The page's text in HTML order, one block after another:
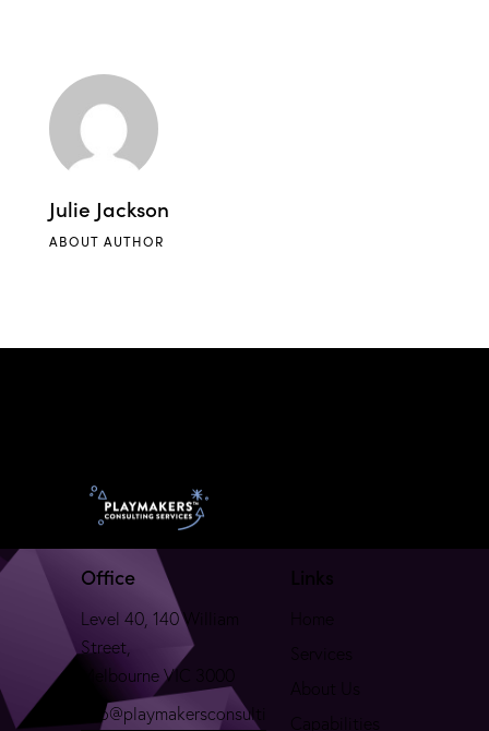
Julie Jackson
ABOUT AUTHOR
Office
Level 40, 140 William
Street,
Melbourne VIC 3000
info@playmakersconsulti
Links
About Us
Capabilities